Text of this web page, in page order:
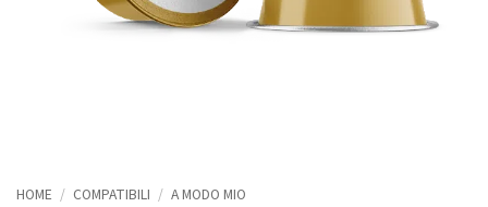
HOME / COMPATIBILI / A MODO MIO